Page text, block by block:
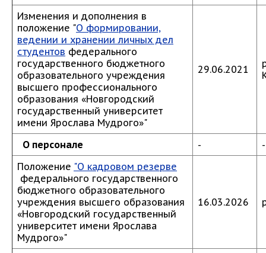
Изменения и дополнения в
положение "О формировании,
ведении и хранении личных дел
студентов федерального
государственного бюджетного
образовательного учреждения
высшего профессионального
образования «Новгородский
государственный университет
имени Ярослава Мудрого»"
29.06.2021
О персонале -
-
Положение "О кадровом резерве
федерального государственного
бюджетного образовательного
учреждения высшего образования
«Новгородский государственный
университет имени Ярослава
Мудрого»"
16.03.2026